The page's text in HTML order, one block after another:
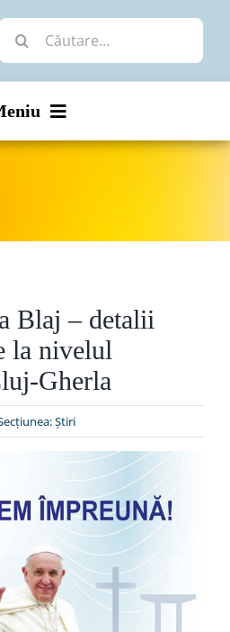
Cautare...
Blaj – detalii
la nivelul
Gherla
Ştiri